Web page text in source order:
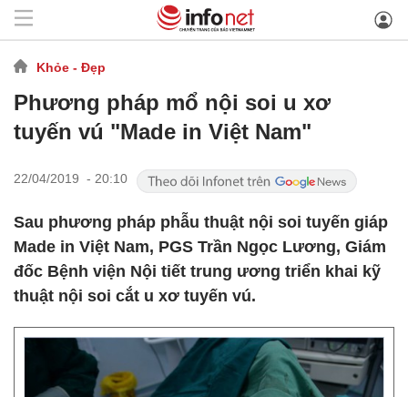
Khỏe - Đẹp
Phương pháp mổ nội soi u xơ
tuyến vú "Made in Việt Nam"
22/04/2019 - 20:10
Sau phương pháp phẫu thuật nội soi tuyến giáp
Made in Việt Nam, PGS Trần Ngọc Lương, Giám
đốc Bệnh viện Nội tiết trung ương triển khai kỹ
thuật nội soi cắt u xơ tuyến vú.